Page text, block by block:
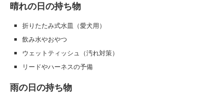
晴れの日の持ち物
折りたたみ式水皿（愛犬用）
飲み水やおやつ
ウェットティッシュ（汚れ対策）
リードやハーネスの予備
雨の日の持ち物